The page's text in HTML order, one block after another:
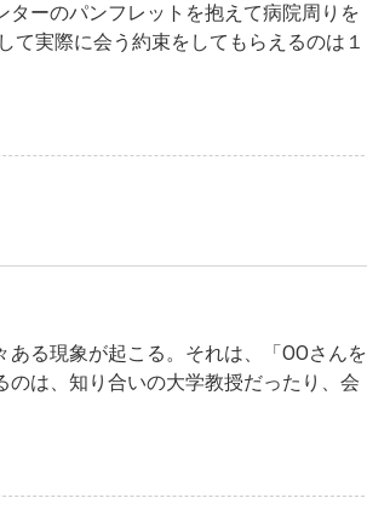
ーのパンフレットを抱えて病院周りを
て実際に会う約束をしてもらえるのは１
る現象が起こる。それは、「OOさんを
は、知り合いの大学教授だったり、会